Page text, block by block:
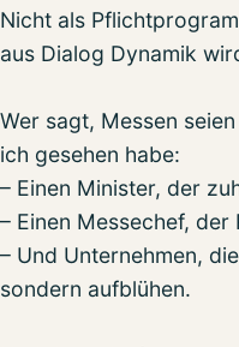
Nicht als
aus Dialog Dynamik
Wer sagt, Messen
ich gesehen habe:
– Einen Minister, der
– Einen Messechef, der
– Und Unternehmen,
sondern aufblühen.